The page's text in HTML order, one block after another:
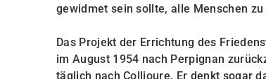
gewidmet sein sollte, alle Menschen
Das Projekt der Errichtung des
im August 1954 nach Perpignan
täglich nach Collioure. Er denkt sogar